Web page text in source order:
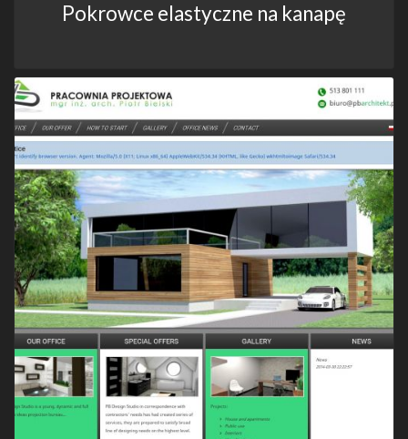
Pokrowce elastyczne na kanapę